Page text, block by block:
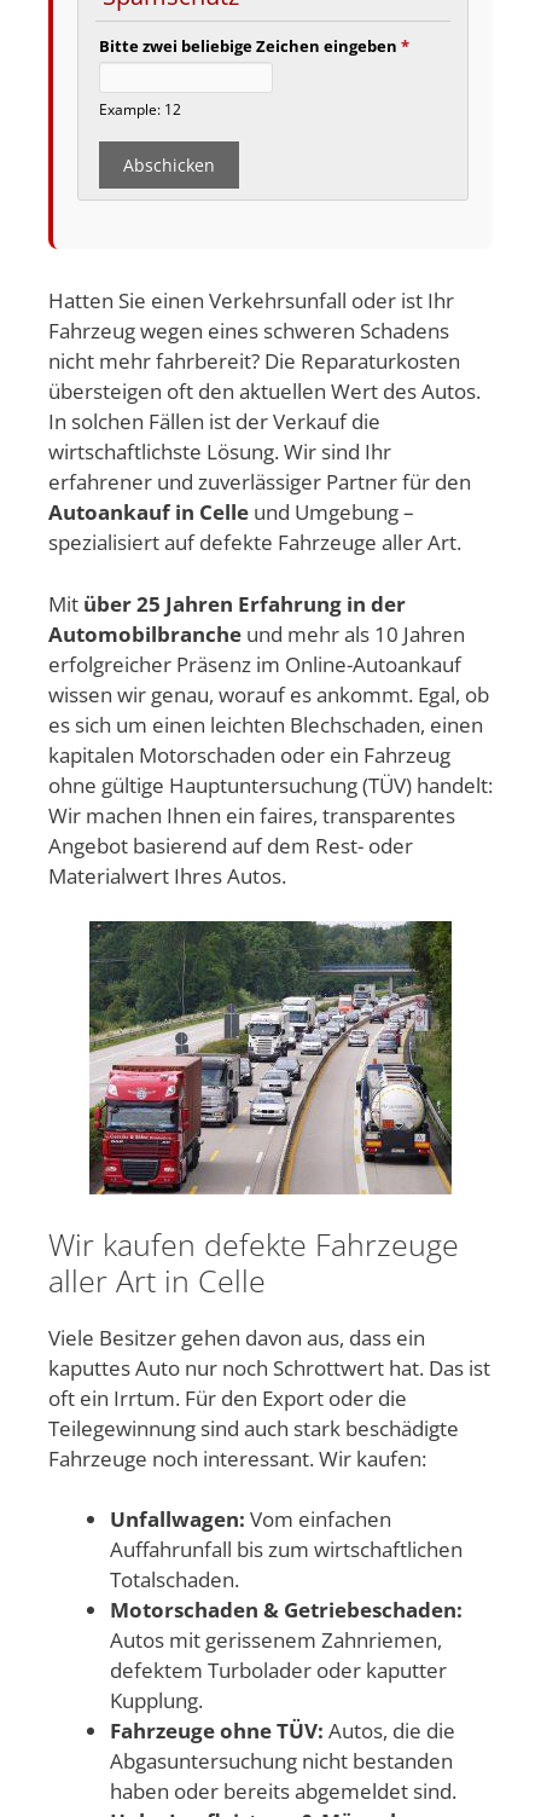
Bitte zwei beliebige Zeichen eingeben *
Example: 12
Hatten Sie einen Verkehrsunfall oder ist Ihr
Fahrzeug wegen eines schweren Schadens
nicht mehr fahrbereit? Die Reparaturkosten
übersteigen oft den aktuellen Wert des Autos.
In solchen Fällen ist der Verkauf die
wirtschaftlichste Lösung. Wir sind Ihr
erfahrener und zuverlässiger Partner für den
Autoankauf in Celle und Umgebung –
spezialisiert auf defekte Fahrzeuge aller Art.
Mit über 25 Jahren Erfahrung in der
Automobilbranche und mehr als 10 Jahren
erfolgreicher Präsenz im Online-Autoankauf
wissen wir genau, worauf es ankommt. Egal, ob
es sich um einen leichten Blechschaden, einen
kapitalen Motorschaden oder ein Fahrzeug
ohne gültige Hauptuntersuchung (TÜV) handelt:
Wir machen Ihnen ein faires, transparentes
Angebot basierend auf dem Rest- oder
Materialwert Ihres Autos.
Wir kaufen defekte Fahrzeuge
aller Art in Celle
Viele Besitzer gehen davon aus, dass ein
kaputtes Auto nur noch Schrottwert hat. Das ist
oft ein Irrtum. Für den Export oder die
Teilegewinnung sind auch stark beschädigte
Fahrzeuge noch interessant. Wir kaufen:
Unfallwagen: Vom einfachen
Auffahrunfall bis zum wirtschaftlichen
Totalschaden.
Motorschaden & Getriebeschaden:
Autos mit gerissenem Zahnriemen,
defektem Turbolader oder kaputter
Kupplung.
Fahrzeuge ohne TÜV: Autos, die die
Abgasuntersuchung nicht bestanden
haben oder bereits abgemeldet sind.